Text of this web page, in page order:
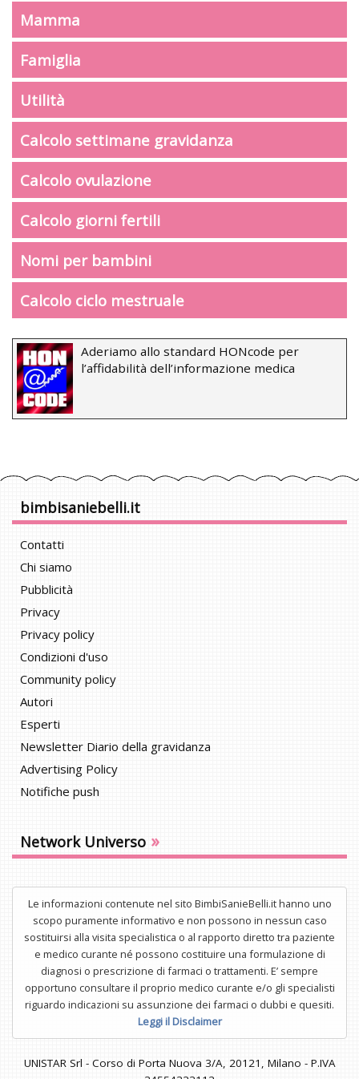
Mamma
Famiglia
Utilità
Calcolo settimane gravidanza
Calcolo ovulazione
Calcolo giorni fertili
Nomi per bambini
Calcolo ciclo mestruale
Aderiamo allo standard HONcode per
l’affidabilità dell’informazione medica
bimbisaniebelli.it
Contatti
Chi siamo
Pubblicità
Privacy
Privacy policy
Condizioni d'uso
Community policy
Autori
Esperti
Newsletter Diario della gravidanza
Advertising Policy
Notifiche push
Network Universo »
Le informazioni contenute nel sito BimbiSanieBelli.it hanno uno
scopo puramente informativo e non possono in nessun caso
sostituirsi alla visita specialistica o al rapporto diretto tra paziente
e medico curante né possono costituire una formulazione di
diagnosi o prescrizione di farmaci o trattamenti. E’ sempre
opportuno consultare il proprio medico curante e/o gli specialisti
riguardo indicazioni su assunzione dei farmaci o dubbi e quesiti.
Leggi il Disclaimer
UNISTAR Srl - Corso di Porta Nuova 3/A, 20121, Milano - P.IVA